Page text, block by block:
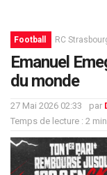
Football RC
Emanuel
du monde
27 Mai 2026 02:33 par
Temps de lecture : 2